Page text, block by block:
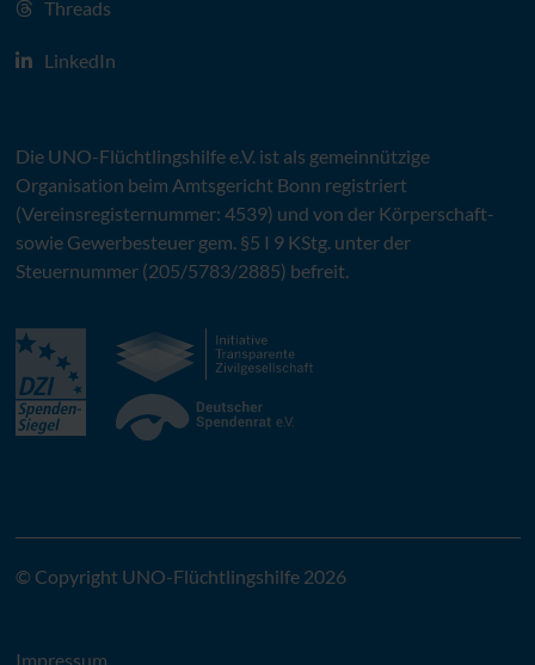
Threads
LinkedIn
Die UNO-Flüchtlingshilfe e.V.ist als gemeinnützige
Organisation beim Amtsgericht Bonn registriert
(Vereinsregisternummer: 4539) und von der Körperschaft-
sowie Gewerbesteuer gem. §5 I 9 KStg. unter der
Steuernummer (205/5783/2885) befreit.
© Copyright UNO-Flüchtlingshilfe 2026
Impressum